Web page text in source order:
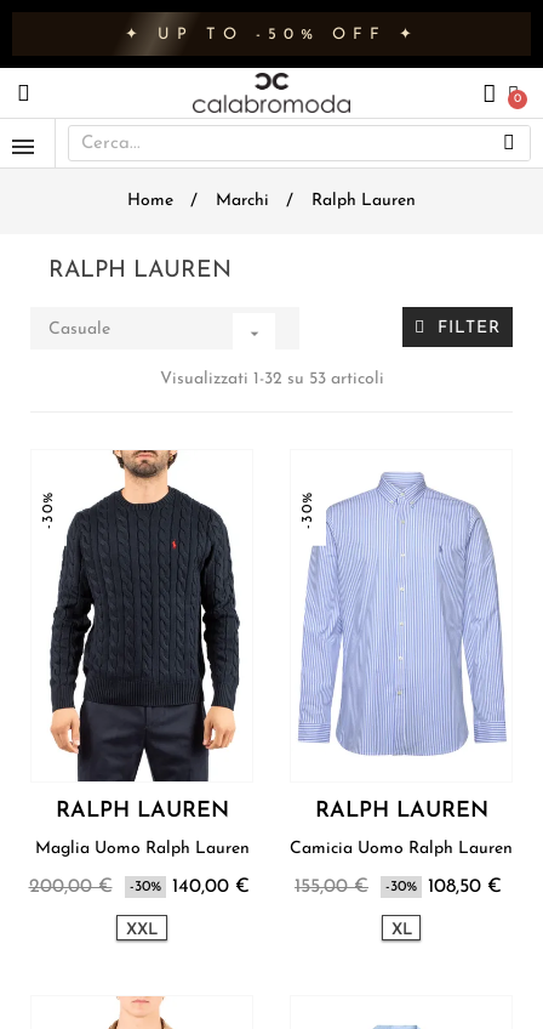
✦ UP TO -50% OFF ✦
Home Marchi Ralph Lauren
RALPH LAUREN
Casuale  FILTER
Visualizzati 1-32 su 53 articoli
-30%
RALPH LAUREN
Maglia Uomo Ralph Lauren
200,00 € -30% 140,00 €
XXL
-30%
RALPH LAUREN
Camicia Uomo Ralph Lauren
155,00 € -30% 108,50 €
XL